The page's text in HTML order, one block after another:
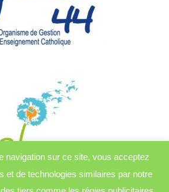
navigation sur ce site, vous acceptez
et de technologies similaires par notre